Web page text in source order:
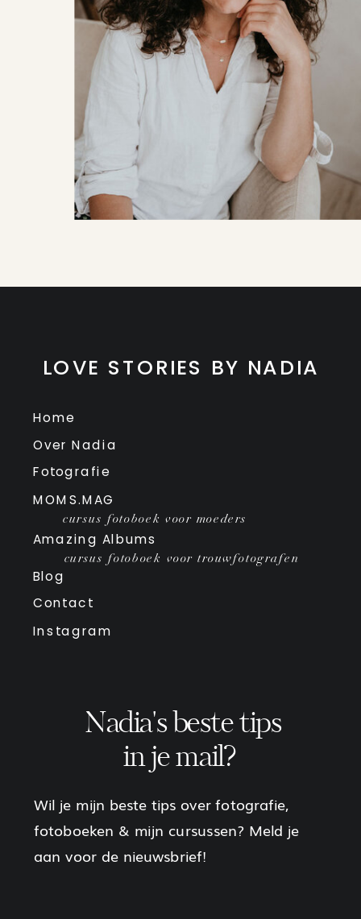
LOVE STORIES BY NADIA
Home
Over Nadia
Fotografie
Amazing Albums
MOMS.MAG
Blog
Instagram
Nadia's beste tips
in je mail?
Wil je mijn beste tips over fotografie,
fotoboeken & mijn cursussen? Meld je
aan voor de nieuwsbrief!
Contact
cursus fotoboek voor moeders
cursus fotoboek voor trouwfotografen